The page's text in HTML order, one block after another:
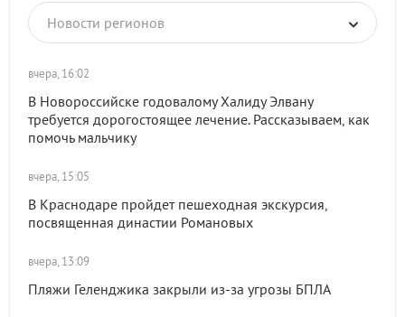
Новости регионов
вчера, 16:02
В Новороссийске годовалому Халиду Элвану
требуется дорогостоящее лечение. Рассказываем, как
помочь мальчику
вчера, 15:05
В Краснодаре пройдет пешеходная экскурсия,
посвященная династии Романовых
вчера, 13:09
Пляжи Геленджика закрыли из-за угрозы БПЛА